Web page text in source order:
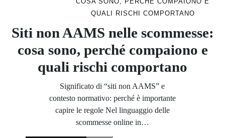
QUALI RISCHI COMPORTANO
Siti non AAMS nelle scommesse:
cosa sono, perché compaiono e
quali rischi comportano
Significato di “siti non AAMS” e
contesto normativo: perché è importante
capire le regole Nel linguaggio delle
scommesse online in…